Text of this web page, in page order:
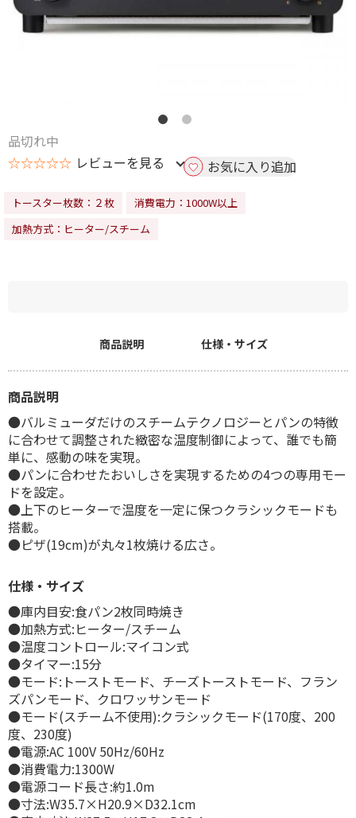
品切れ中
☆☆☆☆☆ レビューを見る お気に入り追加
トースター枚数：２枚
消費電力：1000W以上
加熱方式：ヒーター/スチーム
商品説明 仕様・サイズ
商品説明
●バルミューダだけのスチームテクノロジーとパンの特徴
に合わせて調整された緻密な温度制御によって、誰でも簡
単に、感動の味を実現。
●パンに合わせたおいしさを実現するための4つの専用モー
ドを設定。
●上下のヒーターで温度を一定に保つクラシックモードも
搭載。
●ピザ(19cm)が丸々1枚焼ける広さ。
仕様・サイズ
●庫内目安:食パン2枚同時焼き
●加熱方式:ヒーター/スチーム
●温度コントロール:マイコン式
●タイマー:15分
●モード:トーストモード、チーズトーストモード、フラン
ズパンモード、クロワッサンモード
●モード(スチーム不使用):クラシックモード(170度、200
度、230度)
●電源:AC 100V 50Hz/60Hz
●消費電力:1300W
●電源コード長さ:約1.0m
●寸法:W35.7×H20.9×D32.1cm